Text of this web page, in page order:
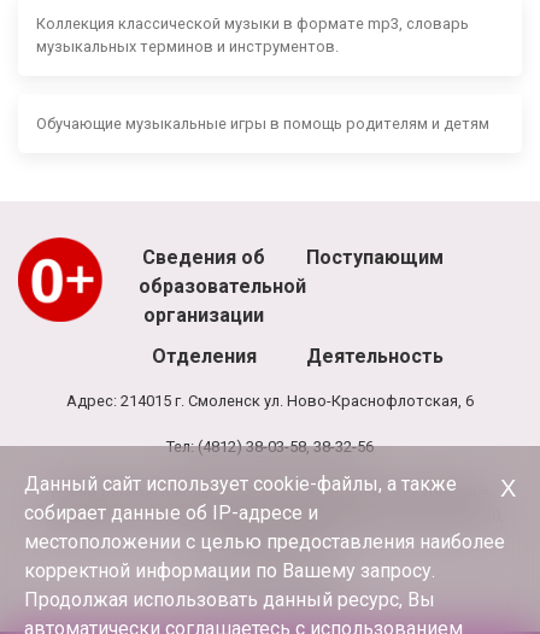
Коллекция классической музыки в формате mp3, словарь
музыкальных терминов и инструментов.
Обучающие музыкальные игры в помощь родителям и детям
Сведения об
образовательной
организации
Поступающим
Отделения Деятельность
Адрес: 214015 г. Смоленск ул. Ново-Краснофлотская, 6
Тел: (4812) 38-03-58, 38-32-56
Режим работы школы: 8.00 - 20.00, выходной - воскресенье
Режим работы администрации и бухгалтерии школы: 9.00-17.30,
обед 13.00-13.30
E-mail: terciya3@mail.ru
Данный сайт использует cookie-файлы, а также
собирает данные об IP-адресе и
местоположении с целью предоставления наиболее
корректной информации по Вашему запросу.
Продолжая использовать данный ресурс, Вы
автоматически соглашаетесь с использованием
Х